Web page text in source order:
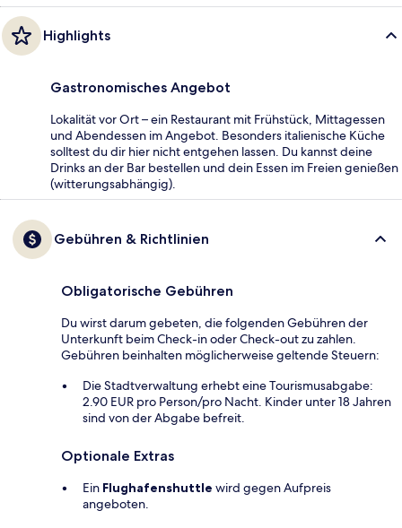
Highlights
Gastronomisches Angebot
Lokalität vor Ort – ein Restaurant mit Frühstück, Mittagessen
und Abendessen im Angebot. Besonders italienische Küche
solltest du dir hier nicht entgehen lassen. Du kannst deine
Drinks an der Bar bestellen und dein Essen im Freien genießen
(witterungsabhängig).
Gebühren & Richtlinien
Obligatorische Gebühren
Du wirst darum gebeten, die folgenden Gebühren der
Unterkunft beim Check-in oder Check-out zu zahlen.
Gebühren beinhalten möglicherweise geltende Steuern:
Die Stadtverwaltung erhebt eine Tourismusabgabe:
2.90 EUR pro Person/pro Nacht. Kinder unter 18 Jahren
sind von der Abgabe befreit.
Optionale Extras
Ein Flughafenshuttle wird gegen Aufpreis
angeboten.